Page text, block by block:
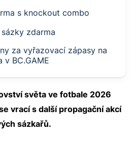
s knockout combo
zdarma
za vyřazovací zápasy na
BC.GAME
světa ve fotbale 2026
vrací s další propagační akcí
sázkařů.